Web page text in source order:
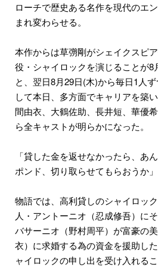
ローチで歴史ある名作を現代のエ
まれ変わらせる。
本作からは草彅剛がシェイクスピ
役・シャイロックを演じることが8
と、翌日8月29日(木)から毎日1人
して本日、多方面でキャリアを築
間由衣、大鶴佐助、長井短、華優
ら全キャストが明らかになった。
「貸した金を返せなかったら、あ
ポンド、切り取らせてもらおうか」
物語では、高利貸しのシャイロッ
人・アントーニオ（忍成修吾）に
バサーニオ（野村周平）が富豪の
衣）に求婚する為の資金を援助し
ャイロックの申し出を受け入れるこ